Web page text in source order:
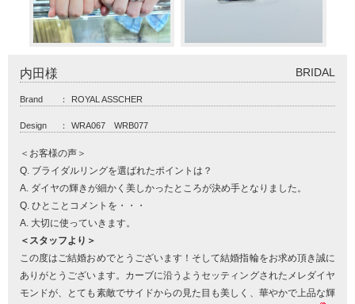
内田様 BRIDAL
Brand ： ROYAL ASSCHER
Design ： WRA067 WRB077
＜お客様の声＞
Q. ブライダルリングを選ばれたポイントは？
A. ダイヤの輝きが細かく美しかったところが決め手となりました。
Q. ひとことコメントを・・・
A. 大切に使っていきます。
＜スタッフより＞
この度はご結婚おめでとうございます！そして結婚指輪をお求め頂き誠に
ありがとうございます。カーブに沿うようセッティングされたメレダイヤ
モンドが、とても素敵でサイドからの見た目も美しく、華やかで上品な輝